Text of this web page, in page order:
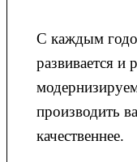
С каждым
развивается и
производить